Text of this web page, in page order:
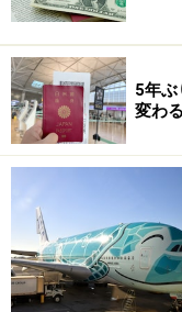
では、「ファンデ
ど有名スポットめ
もポイントのひと
世紀の建物が残る
す。
5年
変わ